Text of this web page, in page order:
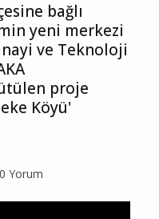
bağlı
yeni merkezi
ve Teknoloji
proje
Köyü'
0 Yorum